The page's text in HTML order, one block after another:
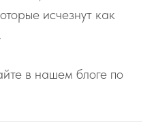
исчезнут как
в нашем блоге по